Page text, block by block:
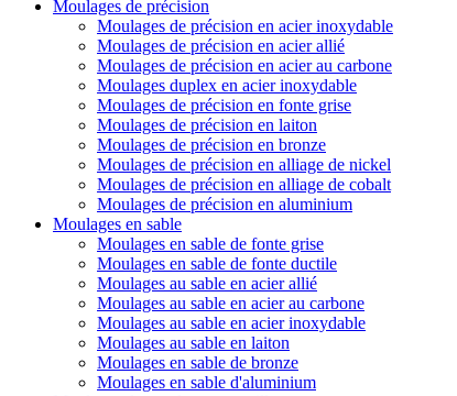
Moulages de précision
Moulages de précision en acier inoxydable
Moulages de précision en acier allié
Moulages de précision en acier au carbone
Moulages duplex en acier inoxydable
Moulages de précision en fonte grise
Moulages de précision en laiton
Moulages de précision en bronze
Moulages de précision en alliage de nickel
Moulages de précision en alliage de cobalt
Moulages de précision en aluminium
Moulages en sable
Moulages en sable de fonte grise
Moulages en sable de fonte ductile
Moulages au sable en acier allié
Moulages au sable en acier au carbone
Moulages au sable en acier inoxydable
Moulages au sable en laiton
Moulages en sable de bronze
Moulages en sable d'aluminium